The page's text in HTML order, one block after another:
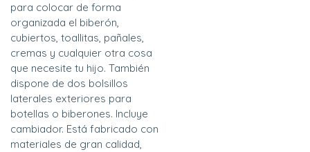
para colocar de forma
organizada el biberón,
cubiertos, toallitas, pañales,
cremas y cualquier otra cosa
que necesite tu hijo. También
dispone de dos bolsillos
laterales exteriores para
botellas o biberones. Incluye
cambiador. Está fabricado con
materiales de gran calidad,